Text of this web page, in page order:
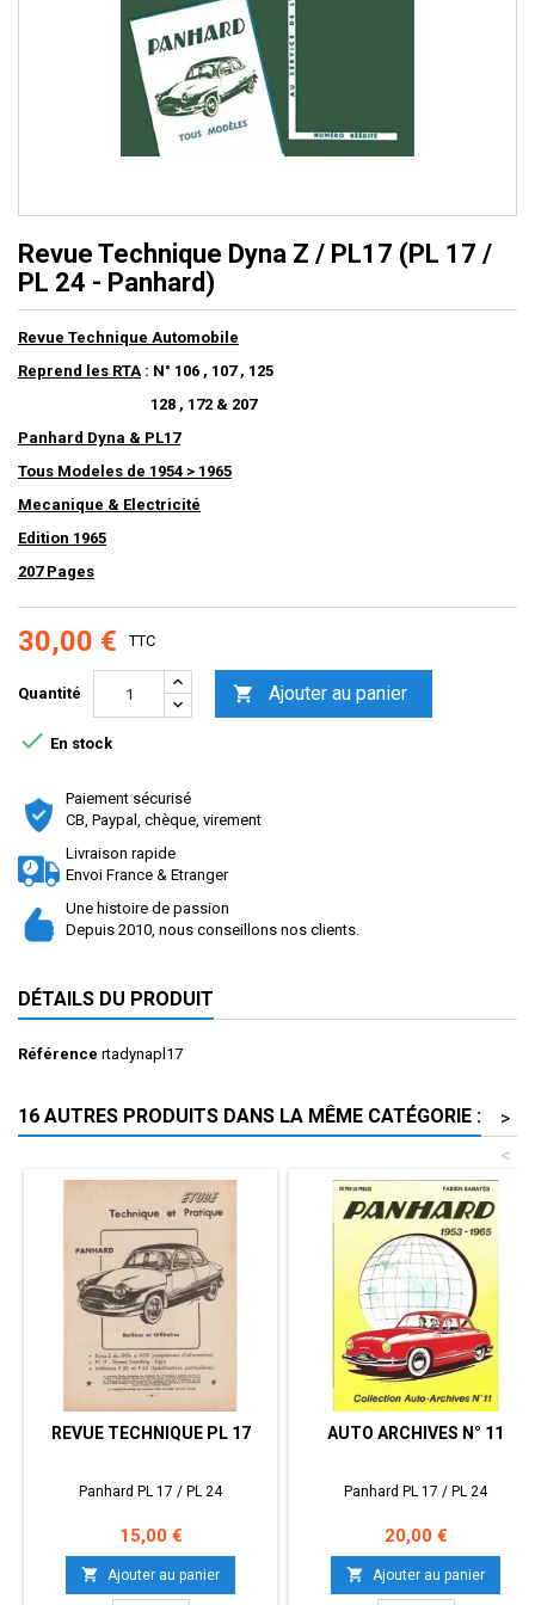
Revue Technique Dyna Z / PL17 (PL 17 /
PL 24 - Panhard)
Revue Technique Automobile
Reprend les RTA : N° 106 , 107 , 125
128 , 172 & 207
Panhard Dyna & PL17
Tous Modeles de 1954 > 1965
Mecanique & Electricité
Edition 1965
207 Pages
30,00 € TTC
Quantité  Ajouter au panier
 En stock
Paiement sécurisé
CB, Paypal, chèque, virement
Livraison rapide
Envoi France & Etranger
Une histoire de passion
Depuis 2010, nous conseillons nos clients.
DÉTAILS DU PRODUIT
Référence rtadynapl17
16 AUTRES PRODUITS DANS LA MÊME CATÉGORIE :
>
<
REVUE TECHNIQUE PL 17
Panhard PL 17 / PL 24
Prix
15,00 €
 Ajouter au panier
AUTO ARCHIVES N° 11
Panhard PL 17 / PL 24
Prix
20,00 €
 Ajouter au panier